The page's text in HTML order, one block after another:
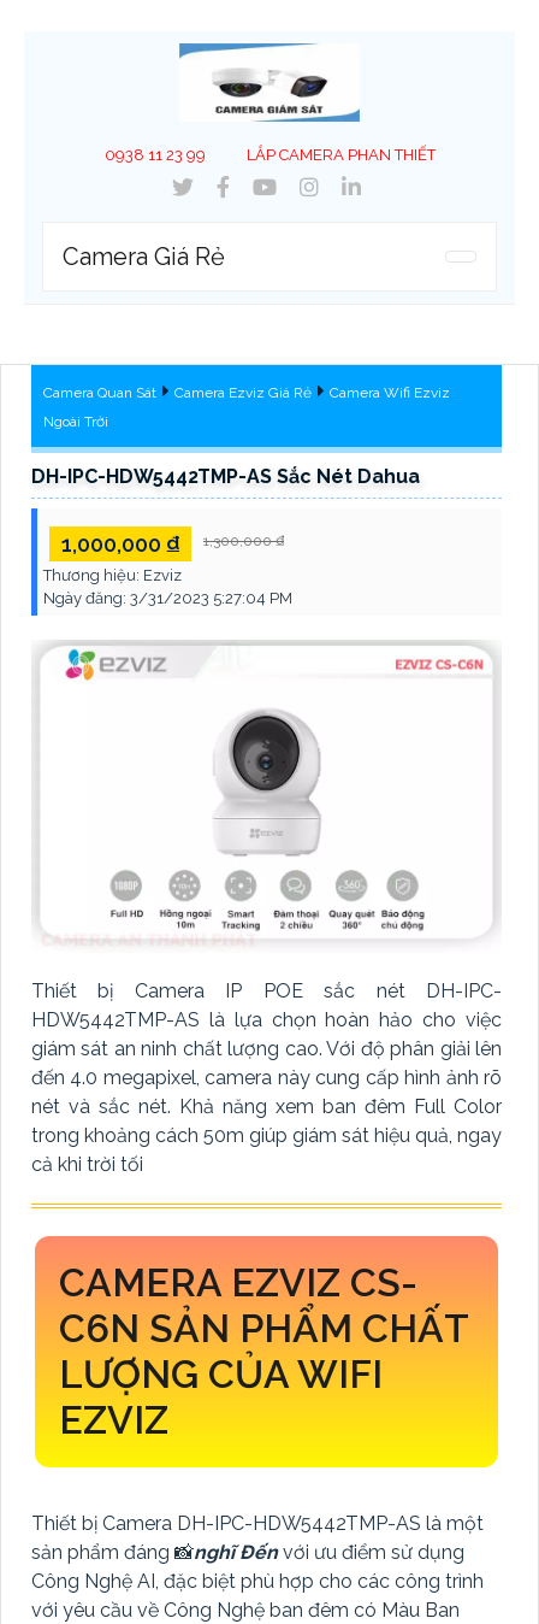
0938 11 23 99 LẮP CAMERA PHAN THIẾT
Camera Giá Rẻ
Camera Quan Sát Camera Ezviz Giá Rẻ
Camera Wifi Ezviz
Ngoài Trời
DH-IPC-HDW5442TMP-AS Sắc Nét Dahua
1,000,000 ₫ 1,300,000 ₫
Thương hiệu: Ezviz
Ngày đăng: 3/31/2023 5:27:04 PM
Thiết bị Camera IP POE sắc nét DH-IPC-
HDW5442TMP-AS là lựa chọn hoàn hảo cho việc
giám sát an ninh chất lượng cao. Với độ phân giải lên
đến 4.0 megapixel, camera này cung cấp hình ảnh rõ
nét và sắc nét. Khả năng xem ban đêm Full Color
trong khoảng cách 50m giúp giám sát hiệu quả, ngay
cả khi trời tối
CAMERA EZVIZ CS-
C6N SẢN PHẨM CHẤT
LƯỢNG CỦA WIFI
EZVIZ
Thiết bị Camera DH-IPC-HDW5442TMP-AS là một
sản phẩm đáng 📸nghĩ Đếnvới ưu điểm sử dụng
Công Nghệ AI, đặc biệt phù hợp cho các công trình
với yêu cầu về Công Nghệ ban đêm có Màu Ban